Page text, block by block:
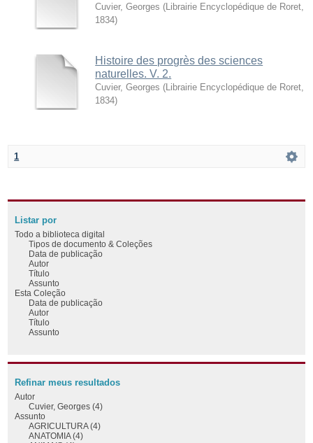
Cuvier, Georges ( Librairie Encyclopédique de Roret
1834)
Histoire des progrès des sciences
naturelles. V. 2.
Cuvier, Georges ( Librairie Encyclopédique de Roret
1834)
1
Listar por
Todo a biblioteca digital
Tipos de documento & Coleções
Data de publicação
Autor
Título
Assunto
Esta Coleção
Data de publicação
Autor
Título
Assunto
Refinar meus resultados
Autor
Cuvier, Georges (4)
Assunto
AGRICULTURA (4)
ANATOMIA (4)